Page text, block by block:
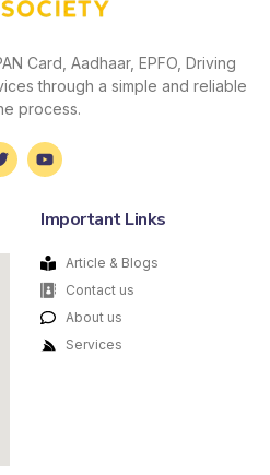
Card, Aadhaar, EPFO, Driving
through a simple and reliable
process.
Important Links
Article & Blogs
Contact us
About us
Services